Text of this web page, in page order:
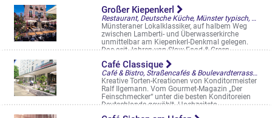
Königsstr. 51-53
Großer Kiepenkerl
Restaurant, Deutsche Küche, Münster typisch, Vegan/vegetarisch, Restaurantgärten & -Terrassen, Straßencafés & Boulevardterrassen
Münsteraner Lokalklassiker, auf halbem Weg
zwischen Lamberti- und Überwasserkirche
unmittelbar am Kiepenkerl-Denkmal gelegen.
Das seit Jahren von Slow-Food-& Green ...
Café Classique
Café & Bistro, Straßencafés & Boulevardterrassen
Kreative Torten-Kreationen von Konditormeister
Ralf Ilgemann. Vom Gourmet-Magazin „Der
Feinschmecker“ unter die besten Konditoreien
Deutschlands gewählt. Hochzeitsto ...